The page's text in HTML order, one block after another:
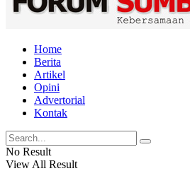
Login
Home
Berita
Artikel
Opini
Advertorial
Kontak
No Result
View All Result